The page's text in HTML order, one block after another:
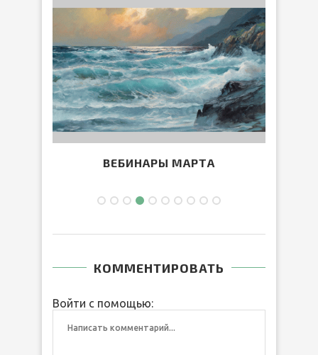
ВЕБИНАРЫ МАРТА
КОММЕНТИРОВАТЬ
Войти с помощью: